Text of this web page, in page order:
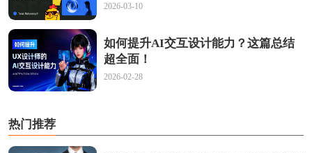
2026-03-10
如何提升AI交互设计能力？这篇总结
超全面！
2026-02-28
热门推荐